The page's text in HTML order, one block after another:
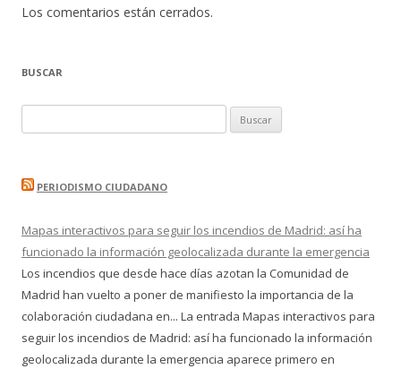
Los comentarios están cerrados.
BUSCAR
PERIODISMO CIUDADANO
Mapas interactivos para seguir los incendios de Madrid: así ha
funcionado la información geolocalizada durante la emergencia
Los incendios que desde hace días azotan la Comunidad de
Madrid han vuelto a poner de manifiesto la importancia de la
colaboración ciudadana en... La entrada Mapas interactivos para
seguir los incendios de Madrid: así ha funcionado la información
geolocalizada durante la emergencia aparece primero en